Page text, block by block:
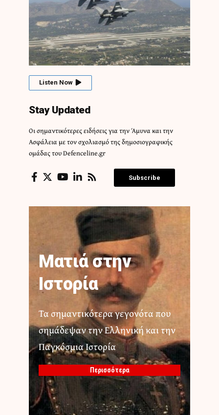
Listen Now
Stay Updated
Οι σημαντικότερες ειδήσεις για την Άμυνα και την
Ασφάλεια με τον σχολιασμό της δημοσιογραφικής
ομάδας του Defenceline.gr
Subscribe
Ματιά στην
Ιστορία
Τα σημαντικότερα γεγονότα που
σημάδεψαν την Ελληνική και την
Παγκόσμια Ιστορία
Περισσότερα